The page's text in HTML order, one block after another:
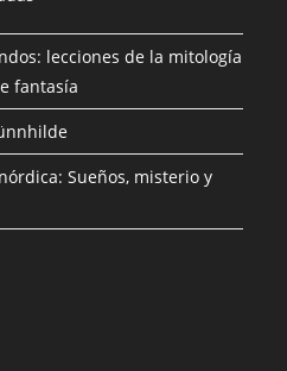
lecciones de la mitología
fantasía
Sueños, misterio y